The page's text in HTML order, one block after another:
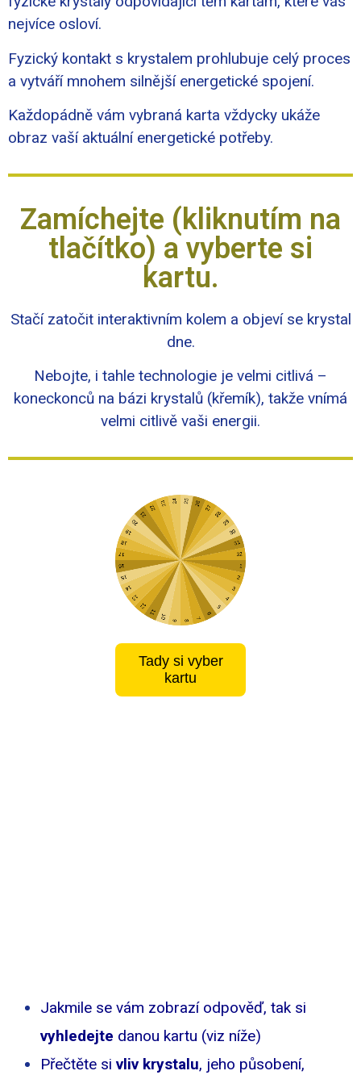
nejvíce osloví.
Fyzický kontakt s krystalem prohlubuje celý proces
a vytváří mnohem silnější energetické spojení.
Každopádně vám vybraná karta vždycky ukáže
obraz vaší aktuální energetické potřeby.
Zamíchejte (kliknutím na
tlačítko) a vyberte si
kartu.
Stačí zatočit interaktivním kolem a objeví se krystal
dne.
Nebojte, i tahle technologie je velmi citlivá –
koneckonců na bázi krystalů (křemík), takže vnímá
velmi citlivě vaši energii.
Jakmile se vám zobrazí odpověď, tak si
vyhledejte danou kartu (viz níže)
Přečtěte si vliv krystalu, jeho působení,